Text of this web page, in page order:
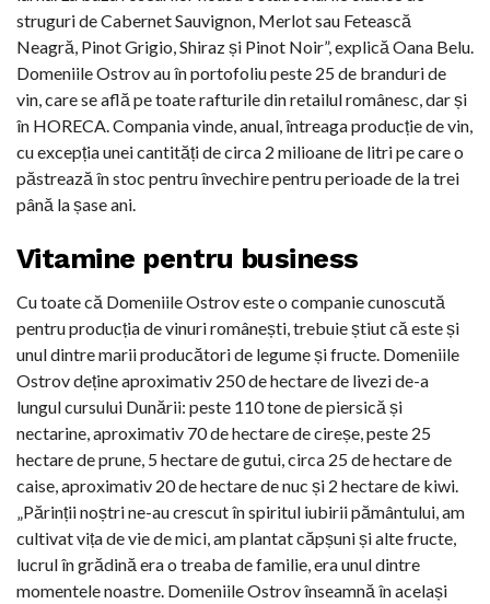
struguri de Cabernet Sauvignon, Merlot sau Fetească
Neagră, Pinot Grigio, Shiraz și Pinot Noir”, explică Oana Belu.
Domeniile Ostrov au în portofoliu peste 25 de branduri de
vin, care se află pe toate rafturile din retailul românesc, dar și
în HORECA. Compania vinde, anual, întreaga producție de vin,
cu excepția unei cantități de circa 2 milioane de litri pe care o
păstrează în stoc pentru învechire pentru perioade de la trei
până la șase ani.
Vitamine pentru business
Cu toate că Domeniile Ostrov este o companie cunoscută
pentru producția de vinuri românești, trebuie știut că este și
unul dintre marii producători de legume și fructe. Domeniile
Ostrov deține aproximativ 250 de hectare de livezi de-a
lungul cursului Dunării: peste 110 tone de piersică și
nectarine, aproximativ 70 de hectare de cireșe, peste 25
hectare de prune, 5 hectare de gutui, circa 25 de hectare de
caise, aproximativ 20 de hectare de nuc și 2 hectare de kiwi.
„Părinții noștri ne-au crescut în spiritul iubirii pământului, am
cultivat vița de vie de mici, am plantat căpșuni și alte fructe,
lucrul în grădină era o treaba de familie, era unul dintre
momentele noastre. Domeniile Ostrov înseamnă în același